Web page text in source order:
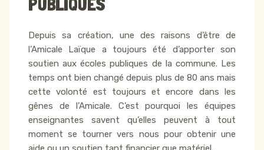
PUBLIQUES
Depuis sa création, une des raisons d’être de
l’Amicale Laïque a toujours été d’apporter son
soutien aux écoles publiques de la commune. Les
temps ont bien changé depuis plus de 80 ans mais
cette volonté est toujours et encore dans les
gênes de l’Amicale. C’est pourquoi les équipes
enseignantes savent qu’elles peuvent à tout
moment se tourner vers nous pour obtenir une